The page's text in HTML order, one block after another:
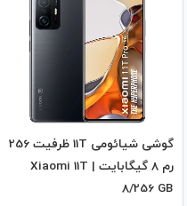
گوشی شیائومی 11T ظرفیت 256
رم 8 گیگابایت | Xiaomi 11T
8/256 GB